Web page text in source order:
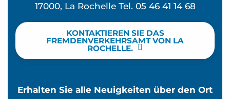
17000, La Rochelle Tel. 05 46 41 14 68
KONTAKTIEREN SIE DAS
FREMDENVERKEHRSAMT VON LA
ROCHELLE.
Erhalten Sie alle Neuigkeiten über den Ort